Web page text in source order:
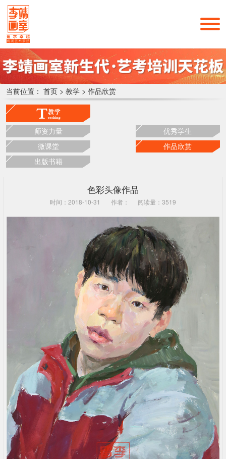
当前位置： 首页 > 教学 > 作品欣赏
师资力量
优秀学生
微课堂
作品欣赏
出版书籍
色彩头像作品
时间：2018-10-31 作者： 阅读量：3519